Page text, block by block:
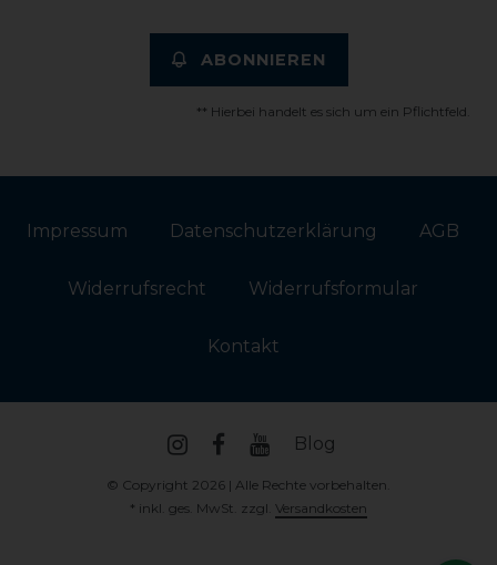
ABONNIEREN
** Hierbei handelt es sich um ein Pflichtfeld.
Impressum Daten­schutz­erklärung AGB
Widerrufs­recht Widerrufs­formular
Kontakt
Blog
© Copyright 2026 | Alle Rechte vorbehalten.
* inkl. ges. MwSt. zzgl. Versandkosten